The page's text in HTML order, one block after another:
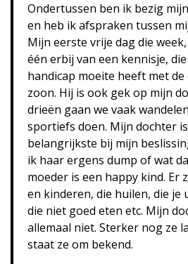
Ondertussen ben ik bezig
en heb ik afspraken tussen
Mijn eerste vrije dag die
één erbij van een kennisje,
handicap moeite heeft met
zoon. Hij is ook gek op mijn
drieën gaan we vaak
sportiefs doen. Mijn dochter
belangrijkste bij mijn
ik haar ergens dump of wat
moeder is een happy kind. Er
en kinderen, die huilen, die je
die niet goed eten etc. Mijn
allemaal niet. Sterker nog ze
staat ze om bekend.